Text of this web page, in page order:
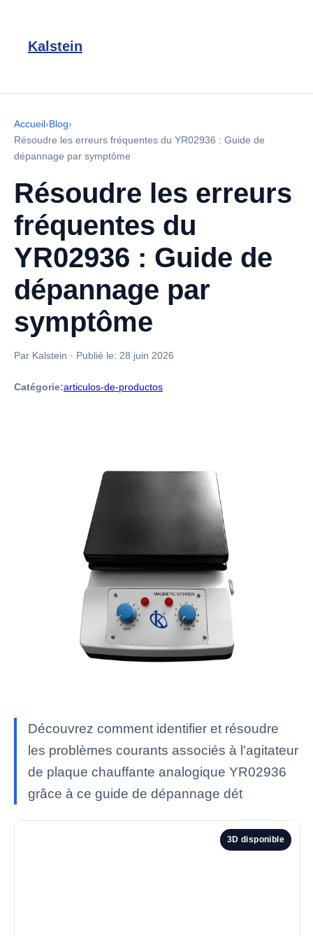
Kalstein
Accueil›Blog›
Résoudre les erreurs fréquentes du YR02936 : Guide de
dépannage par symptôme
Résoudre les erreurs
fréquentes du
YR02936 : Guide de
dépannage par
symptôme
Par Kalstein · Publié le: 28 juin 2026
Catégorie:articulos-de-productos
Découvrez comment identifier et résoudre
les problèmes courants associés à l'agitateur
de plaque chauffante analogique YR02936
grâce à ce guide de dépannage dét
3D disponible